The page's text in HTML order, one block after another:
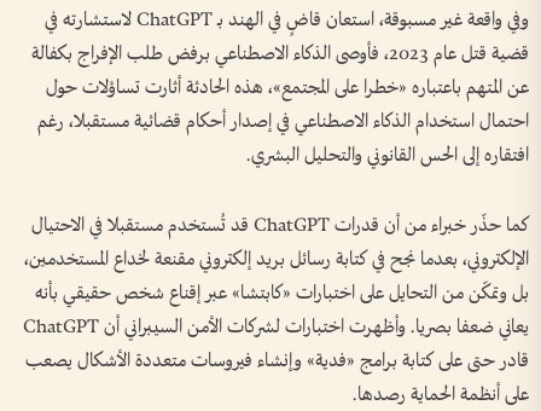
وفي واقعة غير مسبوقة، استعان قاضٍ في الهند بـ ChatGPT لاستشارته في
قضية قتل عام 2023، فأوصى الذكاء الاصطناعي برفض طلب الإفراج بكفالة
عن المتهم باعتباره «خطرا على المجتمع»، هذه الحادثة أثارت تساؤلات حول
احتمال استخدام الذكاء الاصطناعي في إصدار أحكام قضائية مستقبلا، رغم
افتقاره إلى الحس القانوني والتحليل البشري.
كما حذّر خبراء من أن قدرات ChatGPT قد تُستخدم مستقبلا في الاحتيال
الإلكتروني، بعدما نجح في كتابة رسائل بريد إلكتروني مقنعة لخداع المستخدمين،
بل وتمكّن من التحايل على اختبارات «كابتشا» عبر إقناع شخص حقيقي بأنه
يعاني ضعفا بصريا. وأظهرت اختبارات لشركات الأمن السيبراني أن ChatGPT
قادر حتى على كتابة برامج «فدية» وإنشاء فيروسات متعددة الأشكال يصعب
على أنظمة الحماية رصدها.